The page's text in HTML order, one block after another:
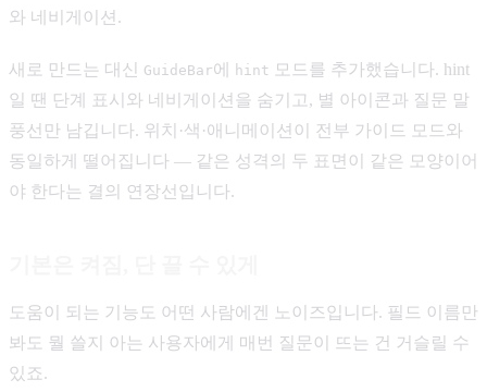
와 네비게이션.
새로 만드는 대신 GuideBar에 hint 모드를 추가했습니다. hint
일 땐 단계 표시와 네비게이션을 숨기고, 별 아이콘과 질문 말
풍선만 남깁니다. 위치·색·애니메이션이 전부 가이드 모드와
동일하게 떨어집니다 — 같은 성격의 두 표면이 같은 모양이어
야 한다는 결의 연장선입니다.
도움이 되는 기능도 어떤 사람에겐 노이즈입니다. 필드 이름만
봐도 뭘 쓸지 아는 사용자에게 매번 질문이 뜨는 건 거슬릴 수
있죠.